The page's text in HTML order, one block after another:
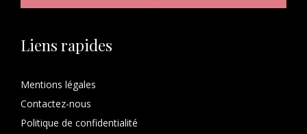
Liens rapides
Mentions légales
Contactez-nous
Politique de confidentialité